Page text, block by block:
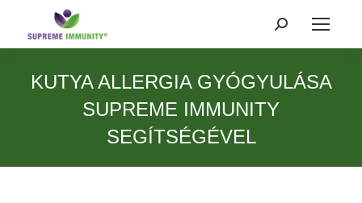
Search:
KUTYA ALLERGIA GYÓGYULÁSA
SUPREME IMMUNITY
SEGÍTSÉGÉVEL